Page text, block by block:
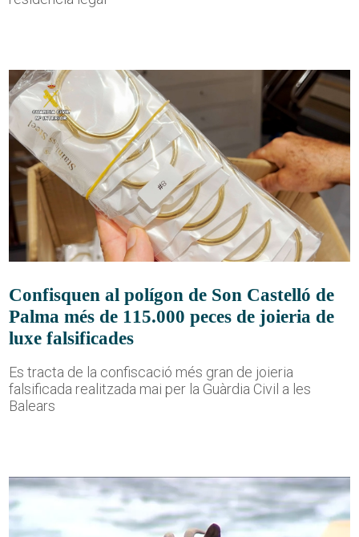
Confisquen al polígon de Son Castelló de
Palma més de 115.000 peces de joieria de
luxe falsificades
Es tracta de la confiscació més gran de joieria
falsificada realitzada mai per la Guàrdia Civil a les
Balears